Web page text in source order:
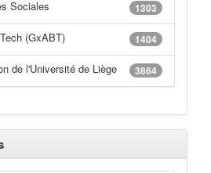
Sociales 1303
(GxABT) 1404
de l'Université de Liège 3864